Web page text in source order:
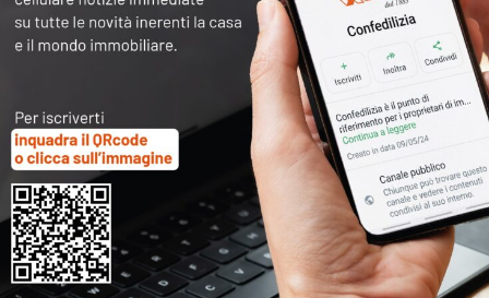
procedure e sentenze in materia di proprietà
immobiliare e condominio esclusivamente
riservato ai nostri associati.
Sei un associato Confedilizia
ma non hai ancora i dati di
accesso?
Contatta la tuaSede
territoriale di riferimento : ti
rilascerà nome utente e
password per poter accedere